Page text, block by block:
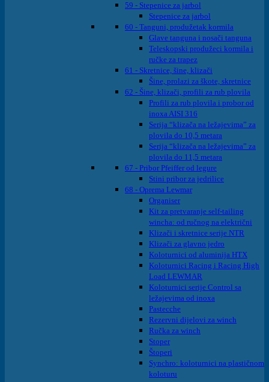
59 - Stepenice za jarbol
Stepenice za jarbol
60 - Tanguni, produžetak kormila
Glave tanguna i nosači tanguna
Teleskopski produžeci kormila i
ručke za trapez
61 - Skretnice, šine, klizači
Šine, prolazi za škote, skretnice
62 - Šine, klizači, profili za rub plovila
Profili za rub plovila i probor od
inoxa AISI 316
Serija “klizača na ležajevima” za
plovila do 10,5 metara
Serija “klizača na ležajevima” za
plovila do 11,5 metara
67 - Pribor Pfeiffer od legure
Stini pribor za jedrilice
68 - Oprema Lewmar
Organiser
Kit za pretvaranje self-tailing
wincha: od ručnog na električni
Klizači i skretnice serije NTR
Klizači za glavno jedro
Koloturnici od aluminija HTX
Koloturnici Racing i Racing High
Load LEWMAR
Koloturnici serije Control sa
ležajevima od inoxa
Pastecche
Rezervni dijelovi za winch
Ručka za winch
Stoper
Štoperi
Synchro: koloturnici na plastičnom
koloturu